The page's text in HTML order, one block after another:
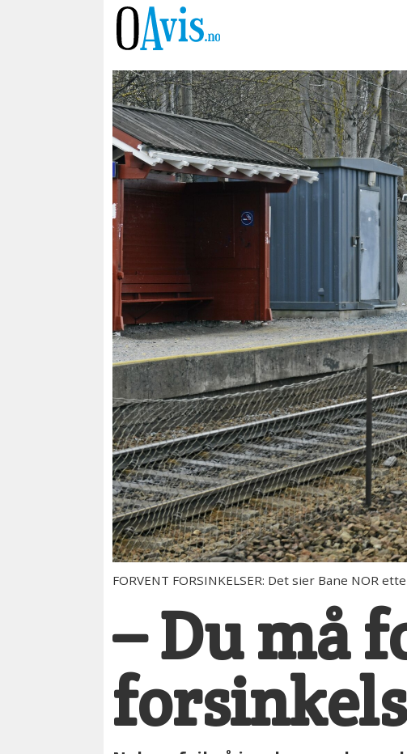
FORVENT FORSINKELSER: Det sier Bane NOR
– Du må